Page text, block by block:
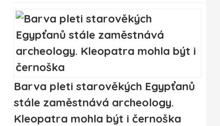
Barva pleti starověkých Egypťanů
stále zaměstnává archeology.
Kleopatra mohla být i černoška